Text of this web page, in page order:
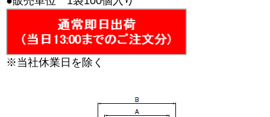
※当社休業日を除く